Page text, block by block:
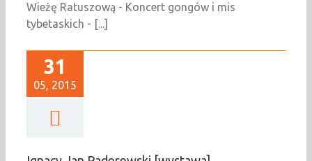
Wieżę Ratuszową - Koncert gongów i mis
tybetaskich - [...]
31
05, 2015